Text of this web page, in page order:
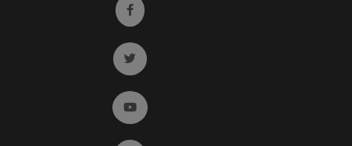
Ir a facebook (abre en ventana nueva)
Ir a twitter (abre en ventana nueva)
Ir a YouTube (abre en ventana nueva)